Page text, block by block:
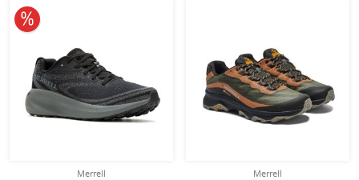
Merrell
10% reduziert
Merrell